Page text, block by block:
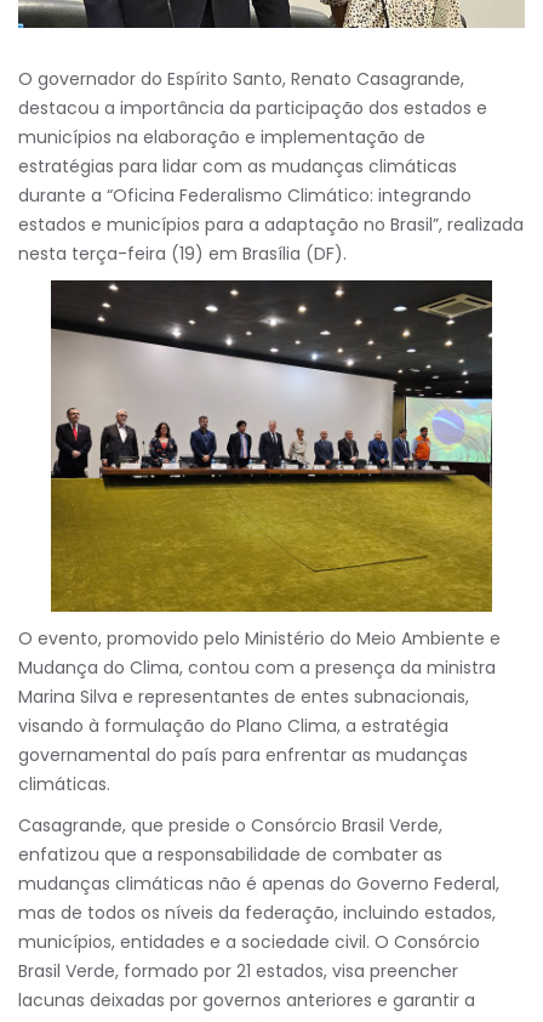
O governador do Espírito Santo, Renato Casagrande,
destacou a importância da participação dos estados e
municípios na elaboração e implementação de
estratégias para lidar com as mudanças climáticas
durante a “Oficina Federalismo Climático: integrando
estados e municípios para a adaptação no Brasil”, realizada
nesta terça-feira (19) em Brasília (DF).
O evento, promovido pelo Ministério do Meio Ambiente e
Mudança do Clima, contou com a presença da ministra
Marina Silva e representantes de entes subnacionais,
visando à formulação do Plano Clima, a estratégia
governamental do país para enfrentar as mudanças
climáticas.
Casagrande, que preside o Consórcio Brasil Verde,
enfatizou que a responsabilidade de combater as
mudanças climáticas não é apenas do Governo Federal,
mas de todos os níveis da federação, incluindo estados,
municípios, entidades e a sociedade civil. O Consórcio
Brasil Verde, formado por 21 estados, visa preencher
lacunas deixadas por governos anteriores e garantir a